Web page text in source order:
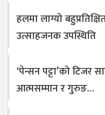
हलमा लाग्यो
उत्साहजनक उपस्थिति
‘पेन्सन पट्टा’को टिजर
आत्मसम्मान र गुरुङ…